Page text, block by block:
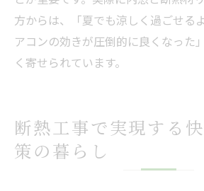
方からは、「夏でも涼しく過ごせる
アコンの効きが圧倒的に良くなった
く寄せられています。
断熱工事で実現する
策の暮らし